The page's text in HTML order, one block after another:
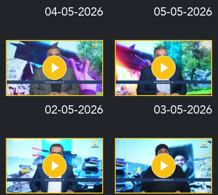
05-05-2026
04-05-2026
03-05-2026
02-05-2026